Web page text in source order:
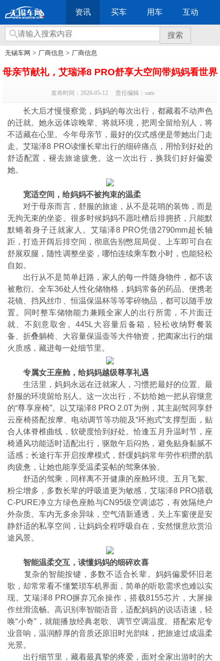
资讯 买车 用车 互动
搜索
无锡车网 > 厂商信息 > 厂商信息
母亲节献礼，艾瑞泽8 PRO舒享大空间带妈妈看世界
发布时间：2026-05-12 责任编辑：sam
长大后才慢慢察觉，妈妈的每次出行，都藏着不动声色
的迁就。她永远体谅晚辈、将就环境，把周全留给别人，将
不适藏在心里。今年母亲节，最好的仪式感便是带她出门走
走。艾瑞泽8 PRO读懂长辈出行的细碎痛点，用恰到好处的
舒适配置，褪去旅途疲惫。这一次出行，换我们好好偏爱
她。
宽适空间，给妈妈不被拘束的温柔
对于母亲而言，舒服的旅途，从不是花哨的装饰，而是
无拘无束的坐姿。很多时候妈妈不愿吐槽后排拥挤，只能默
默蜷着身子迁就家人。艾瑞泽8 PRO凭借2790mm超长轴
距，打造开阔后排空间，彻底告别憋屈局促。上车即可自在
舒展双腿，随性调整坐姿，哪怕连续乘车数小时，也能轻松
自如。
出行从不是简单赶路，家人的每一件随身物件，都不该
被敷衍。全车36处人性化储物格，妈妈常备的药品、便携老
花镜、挡风丝巾、恒温保温杯等等零碎物品，都可以随手放
置。同时整车储物能力兼顾全家人的出行所需，不片面迁
就、不刻意取舍。445L大容量后备箱，轻松收纳野餐装
备、折叠躺椅、大容量保温壶等大件物资，把阖家出行的烟
火质感，藏进每一处细节里。
专属女王座舱，给妈妈越级尊享礼遇
生活里，妈妈永远在迁就家人，习惯把最好的位置、最
舒服的环境留给别人。这一次出行，不妨给她一把从容惬意
的“尊享座椅”。以艾瑞泽8 PRO 2.0T为例，其主副驾同享舒
云座椅搭配按摩、电动调节等功能及“环抱式”支撑型面，贴
合人体脊椎曲线，软硬度恰到好处。恰逢五月升温时节，座
椅通风功能适时适配出行，驱散午后闷热，避免贴身黏腻不
适感；长途行车开启按摩模式，舒缓妈妈常年劳作积攒的肌
肉疲惫，让她也能享受温柔妥帖的驾乘体验。
舒适的驾乘，同样离不开健康的座舱环境。五月飞絮、
粉尘增多，多数长辈的呼吸道更为敏感，艾瑞泽8 PRO搭载
C-PURE净立方绿色座舱与CN95级空调滤芯，有效隔绝户
外杂质。车内无多余异味，空气清新通透，关上车窗便是安
静舒适的私享空间，让妈妈全程呼吸自在，安然惬意欣赏沿
途风景。
智能温柔交互，读懂妈妈的细碎欢喜
复杂的智能按键，多数不适合长辈。妈妈偏爱怀旧老
歌，却常常看不懂繁琐车机界面，简单的听歌需求也难以实
现。艾瑞泽8 PRO摒弃冗余操作，搭载8155芯片，大屏操
作丝滑流畅。高识别率智能语音，适配妈妈的说话语速，轻
唤“小奇”，就能播放经典老歌、调节空调温度。搭配索尼专
业音响，温润醇厚的音质还原旧时光韵味，把旅途过成温柔
光景。
出行细节里，藏着最真挚的疼爱，面对全家出游时的大